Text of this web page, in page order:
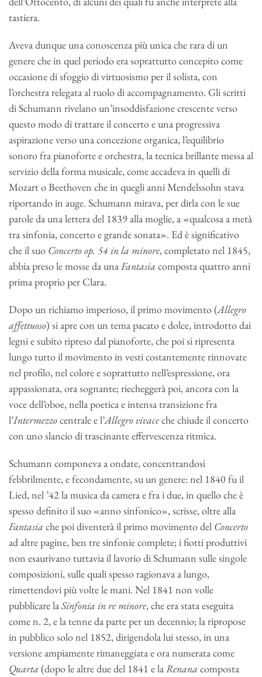
tastiera.
Aveva dunque una conoscenza più unica che rara di un
genere che in quel periodo era soprattutto concepito come
occasione di sfoggio di virtuosismo per il solista, con
l’orchestra relegata al ruolo di accompagnamento. Gli scritti
di Schumann rivelano un’insoddisfazione crescente verso
questo modo di trattare il concerto e una progressiva
aspirazione verso una concezione organica, l’equilibrio
sonoro fra pianoforte e orchestra, la tecnica brillante messa al
servizio della forma musicale, come accadeva in quelli di
Mozart o Beethoven che in quegli anni Mendelssohn stava
riportando in auge. Schumann mirava, per dirla con le sue
parole da una lettera del 1839 alla moglie, a «qualcosa a metà
tra sinfonia, concerto e grande sonata». Ed è significativo
che il suo Concerto op. 54 in la minore, completato nel 1845,
abbia preso le mosse da unaFantasia composta quattro anni
prima proprio per Clara.
Dopo un richiamo imperioso, il primo movimento (Allegro
affettuoso) si apre con un tema pacato e dolce, introdotto dai
legni e subito ripreso dal pianoforte, che poi si ripresenta
lungo tutto il movimento in vesti costantemente rinnovate
nel profilo, nel colore e soprattutto nell’espressione, ora
appassionata, ora sognante; riecheggerà poi, ancora con la
voce dell’oboe, nella poetica e intensa transizione fra
l’Intermezzocentrale e l’Allegro vivaceche chiude il concerto
con uno slancio di trascinante effervescenza ritmica.
Schumann componeva a ondate, concentrandosi
febbrilmente, e fecondamente, su un genere: nel 1840 fu il
Lied, nel ’42 la musica da camera e fra i due, in quello che è
spesso definito il suo «anno sinfonico», scrisse, oltre alla
Fantasia che poi diventerà il primo movimento del Concerto
ad altre pagine, ben tre sinfonie complete; i fiotti produttivi
non esaurivano tuttavia il lavorio di Schumann sulle singole
composizioni, sulle quali spesso ragionava a lungo,
rimettendovi più volte le mani. Nel 1841 non volle
pubblicare laSinfonia inre minore, che era stata eseguita
come n. 2, e la tenne da parte per un decennio; la ripropose
in pubblico solo nel 1852, dirigendola lui stesso, in una
versione ampiamente rimaneggiata e ora numerata come
Quarta (dopo le altre due del 1841 e laRenana composta